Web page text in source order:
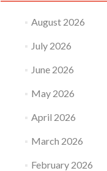
August 2026
July 2026
June 2026
May 2026
April 2026
March 2026
February 2026